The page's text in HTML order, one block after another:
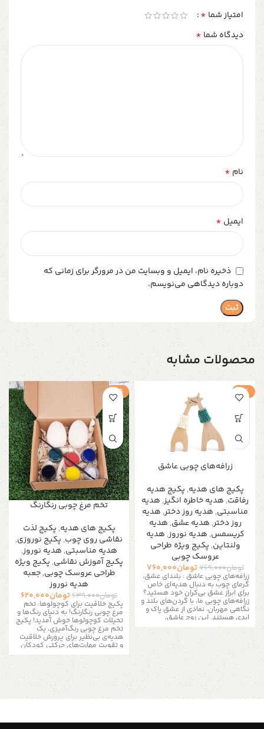
امتیاز شما *
دیدگاه شما *
نام *
ایمیل *
ذخیره نام، ایمیل و وبسایت من در مرورگر برای زمانی که
دوباره دیدگاهی می‌نویسم.
محصولات مشابه
-1%
زرافه‌های چوبی عاشق
پکیج های هدیه, پکیج هدیه
رفاقت, هدیه خاطره انگیز, هدیه
مناسبتی, هدیه روز دختر, هدیه
روز دختر, هدیه عشق, هدیه
کریسمس, هدیه نوروز, هدیه
ولنتاین, پکیج ویژه طراحی
عروسک چوبی
تومان769,000تومان760,000
زرافه‌های چوبی عاشق : بلندای عشق،
گرمای چوب به دنبال هدیه‌ای خاص
برای ابراز عشق بی‌کران خود هستید؟
زرافه‌های چوبی ما، با گردن‌های بلند و
نگاهی مهربان، نمادی از عشق پاک و
ابدی هستند. این زوج عاشق،
هدیه‌ای بی‌نظیر برای عزیزانتان
خواهد بود. چرا زرافه‌های چوبی ما؟
چوب راش طبیعی: چوب راش با
کیفیت بالا، استحکام و زیبایی خاصی
به زرافه‌های ما بخشیده است.
بسته‌بندی سازگار با محیط زیست: هر
زوج زرافه در یک کیسه پنبه‌ای ظریف
و قابل استفاده مجدد بسته‌بندی
می‌شود. روکش ایمن و طبیعی:
روکش‌های سازگار با محیط زیست، نه
دست‌ساز و منحصر به فرد: هر زوج
-3%
تخم مرغ‌ چوبی رنگارنگ
پکیج های هدیه, پکیج لذت
نقاشی روی چوب, پکیج نوروزی,
هدیه مناسبتی, هدیه نوروز,
پکیج آموزش نقاشی, پکیج ویژه
طراحی عروسک چوبی,جعبه
هدیه نوروز
تومان639,000تومان620,000
پکیج خلاقیت برای کوچولوها: تخم
مرغ‌ چوبی رنگارنگ! به دنیای رنگ‌ها و
تخیلات کوچولوها خوش آمدید! پکیج
تخم مرغ چوبی رنگ‌آمیزی، یک
هدیه‌ی بی‌نظیر برای پرورش خلاقیت
و تقویت مهارت‌های حرکتی کودکان
است. این پکیج شامل 2 عدد تخم
مرغ چوبی صاف و صیقلی 6 رنگ
اکریلیک کوچک یک قلموی باکیفیت
همه در یک جعبه‌ی کرافت زیبا
جمع‌آوری شده‌اند.
چرا این پکیج خاص است؟
این پکیج، کودکان می‌توانند آزادانه